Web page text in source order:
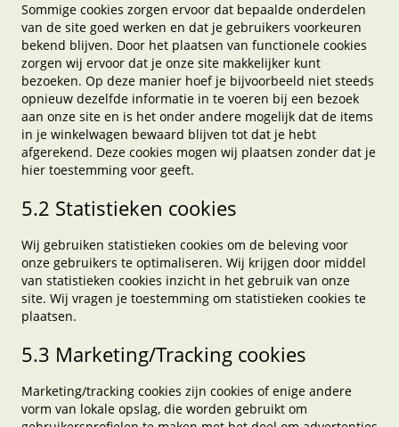
Sommige cookies zorgen ervoor dat bepaalde onderdelen
van de site goed werken en dat je gebruikers voorkeuren
bekend blijven. Door het plaatsen van functionele cookies
zorgen wij ervoor dat je onze site makkelijker kunt
bezoeken. Op deze manier hoef je bijvoorbeeld niet steeds
opnieuw dezelfde informatie in te voeren bij een bezoek
aan onze site en is het onder andere mogelijk dat de items
in je winkelwagen bewaard blijven tot dat je hebt
afgerekend. Deze cookies mogen wij plaatsen zonder dat je
hier toestemming voor geeft.
5.2 Statistieken cookies
Wij gebruiken statistieken cookies om de beleving voor
onze gebruikers te optimaliseren. Wij krijgen door middel
van statistieken cookies inzicht in het gebruik van onze
site. Wij vragen je toestemming om statistieken cookies te
plaatsen.
5.3 Marketing/Tracking cookies
Marketing/tracking cookies zijn cookies of enige andere
vorm van lokale opslag, die worden gebruikt om